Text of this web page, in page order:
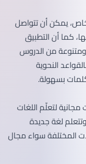
يمكن أن تتواصل
كما أن التطبيق
من الدروس
النحوية
بسهولة.
لتعلّم اللغات
لغة جديدة
المختلفة سواء مجال